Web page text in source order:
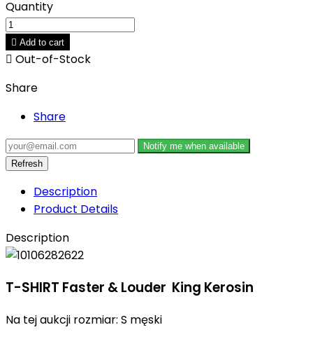
Quantity
 Add to cart
 Out-of-Stock
Share
Share
Notify me when available
Description
Product Details
Description
T-SHIRT Faster & Louder King Kerosin
Na tej aukcji rozmiar: S męski